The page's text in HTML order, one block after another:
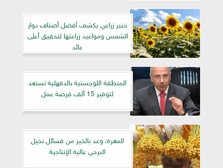
خبير زراعي يكشف أفضل أصناف دوار
الشمس ومواعيد زراعتها لتحقيق أعلى
عائد
المنطقة اللوجستية بالدقهلية تستعد
لتوفير 15 ألف فرصة عمل
المغرة: وعد بالخير من فسائل نخيل
البرحي عالية الإنتاجية